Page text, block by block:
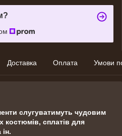
Доставка Оплата Умови
слугуватимуть чудовим
костюмів, сплатів для